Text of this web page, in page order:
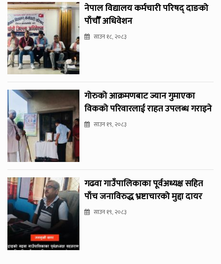
नेपाल विद्यालय कर्मचारी परिषद् दाङको
पाँचौँ अधिवेशन
साउन १८, २०८३
गोरुको आक्रमणबाट ज्यान गुमाएका
विकको परिवारलाई राहत उपलब्ध गराइने
साउन १९, २०८३
गढवा गाउँपालिकाका पूर्वअध्यक्ष सहित
पाँच जनाविरुद्ध भ्रष्टाचारको मुद्दा दायर
साउन १९, २०८३